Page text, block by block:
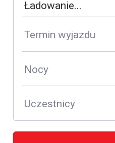
Termin wyjazdu
Nocy
Uczestnicy